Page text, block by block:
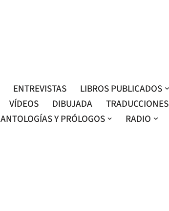
ENTREVISTAS
LIBROS PUBLICADOS
VÍDEOS DIBUJADA TRADUCCIONES
ANTOLOGÍAS Y PRÓLOGOS RADIO